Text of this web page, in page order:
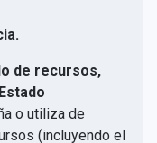
de recursos,
o utiliza de
(incluyendo el